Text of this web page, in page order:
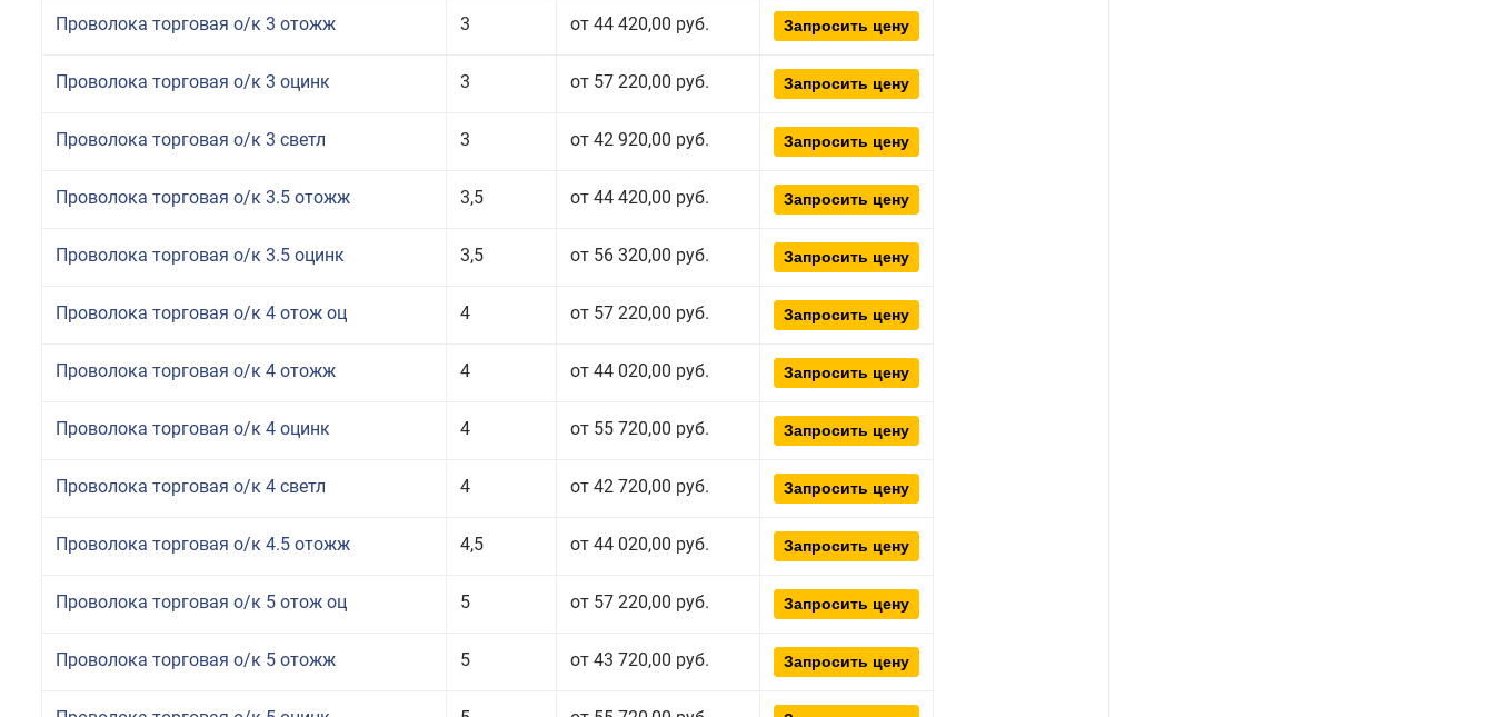
Проволока торговая о/к 3 отожж 3 от 44 420,00 руб. Запросить цену
Проволока торговая о/к 3 оцинк 3 от 57 220,00 руб. Запросить цену
Проволока торговая о/к 3 светл 3 от 42 920,00 руб. Запросить цену
Проволока торговая о/к 3.5 отожж 3,5 от 44 420,00 руб. Запросить цену
Проволока торговая о/к 3.5 оцинк 3,5 от 56 320,00 руб. Запросить цену
Проволока торговая о/к 4 отож оц 4 от 57 220,00 руб. Запросить цену
Проволока торговая о/к 4 отожж 4 от 44 020,00 руб. Запросить цену
Проволока торговая о/к 4 оцинк 4 от 55 720,00 руб. Запросить цену
Проволока торговая о/к 4 светл 4 от 42 720,00 руб. Запросить цену
Проволока торговая о/к 4.5 отожж 4,5 от 44 020,00 руб. Запросить цену
Проволока торговая о/к 5 отож оц 5 от 57 220,00 руб. Запросить цену
Проволока торговая о/к 5 отожж 5 от 43 720,00 руб. Запросить цену